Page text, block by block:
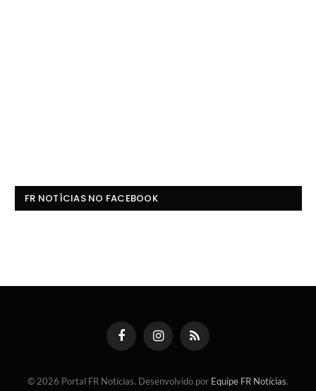
FR NOTÍCIAS NO FACEBOOK
FacebookInstagramRSS
© 2026 Portal FR Notícias. Desenvolvido por Equipe FR Notícias.